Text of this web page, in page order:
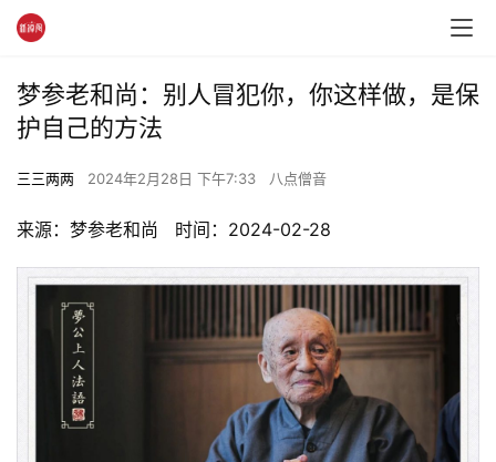
梦参老和尚：别人冒犯你，你这样做，是保
护自己的方法
三三两两 2024年2月28日 下午7:33 八点僧音
来源：梦参老和尚   时间：2024-02-28